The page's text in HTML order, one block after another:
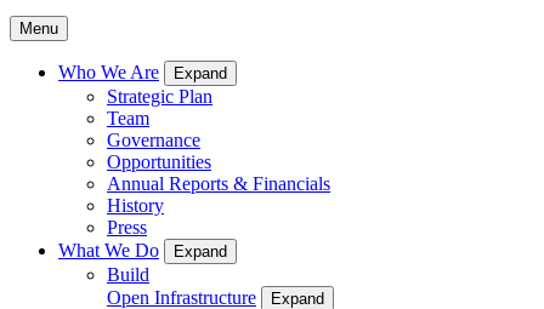
Menu
Who We Are Expand
Strategic Plan
Team
Governance
Opportunities
Annual Reports & Financials
History
Press
What We Do
Expand
Build
Open Infrastructure
Expand